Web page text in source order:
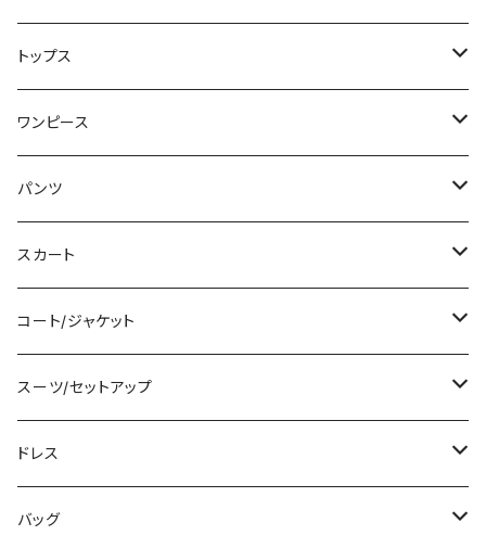
トップス
Tシャツ/カットソー
タンクトップ/キャミソール
シャツ/ブラウス
ベアトップ/チューブトップ
カーディガン/ボレロ
ニット/セーター
パーカー
ワンピース
ミニ/ショート
ミディアム/ミモレ
ロング/マキシ
袖付き
ノースリーブ
その他
パンツ
ショート丈
クロップド丈
ロング丈
デニム
レギンス
スカート
ミニ/ショート
ミディアム/ミモレ
ロング
その他
コート/ジャケット
コート
ジャケット
その他
スーツ/セットアップ
パンツスーツ
スカートスーツ
ドレス
ミニ/ショート
バッグ